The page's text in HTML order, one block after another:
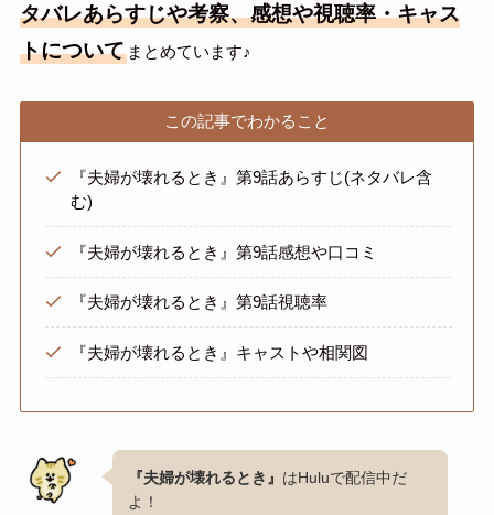
タバレあらすじや考察、感想や視聴率・キャス
トについてまとめています♪
この記事でわかること
『夫婦が壊れるとき』第9話あらすじ(ネタバレ含
む)
『夫婦が壊れるとき』第9話感想や口コミ
『夫婦が壊れるとき』第9話視聴率
『夫婦が壊れるとき』キャストや相関図
『夫婦が壊れるとき』 はHuluで配信中だ
よ！